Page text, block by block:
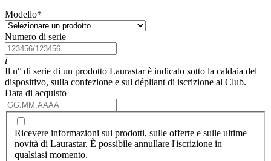
Modello*
Numero di serie
i
Il n° di serie di un prodotto Laurastar è indicato sotto la caldaia del
dispositivo, sulla confezione e sul dépliant di iscrizione al Club.
Data di acquisto
Ricevere informazioni sui prodotti, sulle offerte e sulle ultime
novità di Laurastar. È possibile annullare l'iscrizione in
qualsiasi momento.